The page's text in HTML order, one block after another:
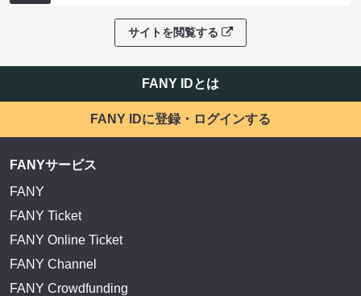
サイトを閲覧する
FANY IDとは
FANY IDに登録・ログインする
FANYサービス
FANY
FANY Ticket
FANY Online Ticket
FANY Channel
FANY Crowdfunding